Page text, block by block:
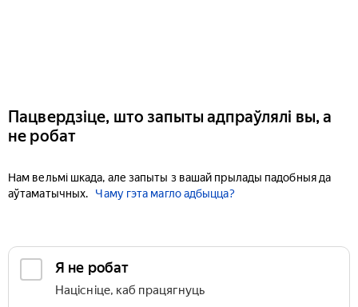
Пацвердзіце, што запыты адпраўлялі вы, а
не робат
Нам вельмі шкада, але запыты з вашай прылады падобныя да
аўтаматычных.
Чаму гэта магло адбыцца?
Я не робат
Націсніце, каб працягнуць